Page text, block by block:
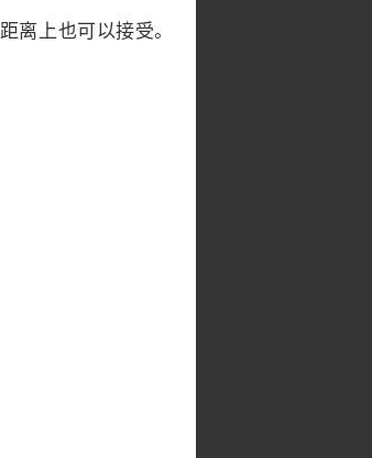
离上也可以接受。